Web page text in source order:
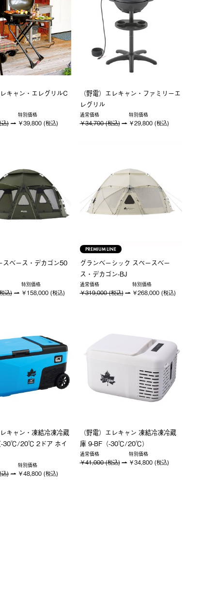
キャン・エレグリルC
)
特別価格
￥39,800 (税込)
（野電）エレキャン・ファミリーエ
レグリル
通常価格
￥34,700 (税込)
特別価格
￥29,800 (税込)
スベース・デカゴン50
込)
特別価格
￥158,000 (税込)
PREMIUM LINE
グランベーシック スペースベー
ス・デカゴン-BJ
通常価格
￥319,000 (税込)
特別価格
￥268,000 (税込)
キャン・凍結冷凍冷蔵
-30℃/20℃ 2ドア ホイ
)
特別価格
￥48,800 (税込)
（野電）エレキャン 凍結冷凍冷蔵
庫 9-BF（-30℃/20℃）
通常価格
￥41,000 (税込)
特別価格
￥34,800 (税込)